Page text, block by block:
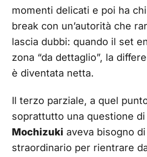
momenti delicati e poi ha
break con un’autorità che
lascia dubbi: quando il set
zona “da dettaglio”, la
è diventata netta.
Il terzo parziale, a quel
soprattutto una questione
Mochizuki aveva bisogno
straordinario per rientrare